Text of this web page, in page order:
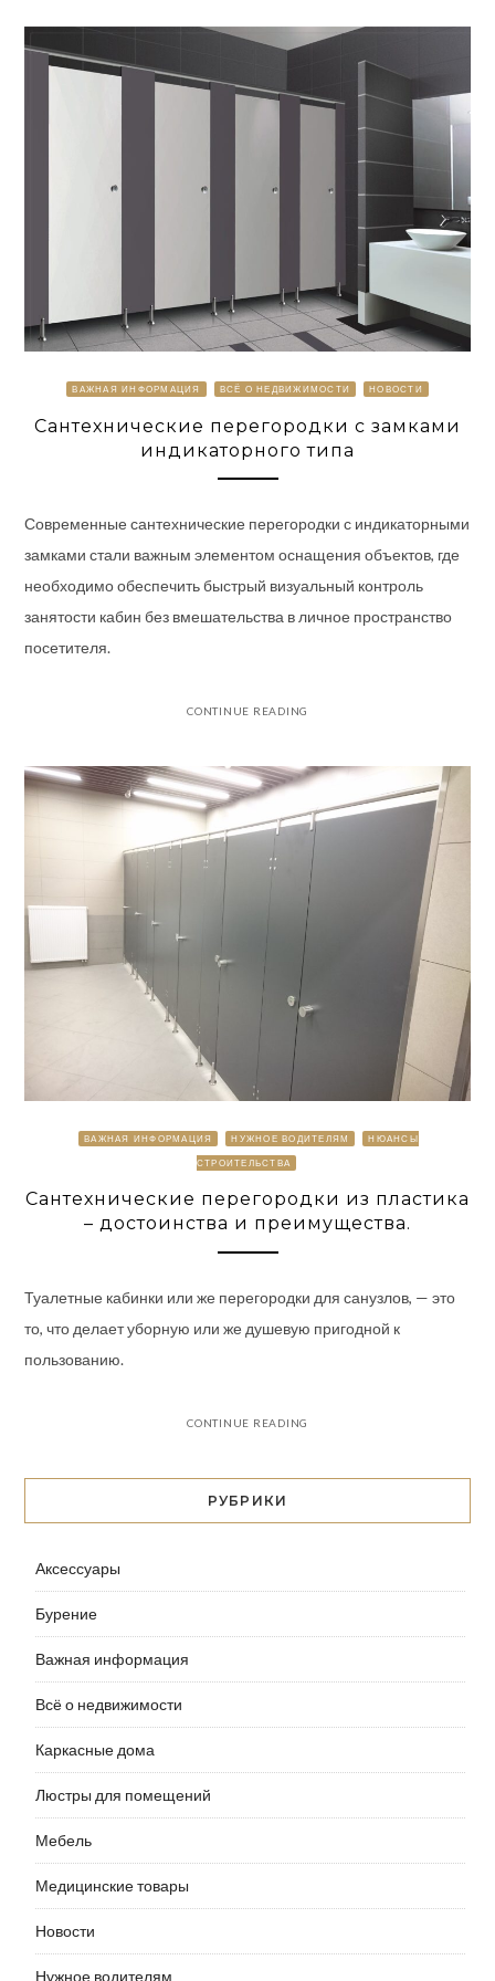
ВАЖНАЯ ИНФОРМАЦИЯ ВСЁ О НЕДВИЖИМОСТИ НОВОСТИ
Сантехнические перегородки с замками
индикаторного типа
Современные сантехнические перегородки с индикаторными
замками стали важным элементом оснащения объектов, где
необходимо обеспечить быстрый визуальный контроль
занятости кабин без вмешательства в личное пространство
посетителя.
CONTINUE READING
ВАЖНАЯ ИНФОРМАЦИЯ НУЖНОЕ ВОДИТЕЛЯМ НЮАНСЫ
СТРОИТЕЛЬСТВА
Сантехнические перегородки из пластика
– достоинства и преимущества.
Туалетные кабинки или же перегородки для санузлов, — это
то, что делает уборную или же душевую пригодной к
пользованию.
CONTINUE READING
РУБРИКИ
Аксессуары
Бурение
Важная информация
Всё о недвижимости
Каркасные дома
Люстры для помещений
Мебель
Медицинские товары
Новости
Нужное водителям